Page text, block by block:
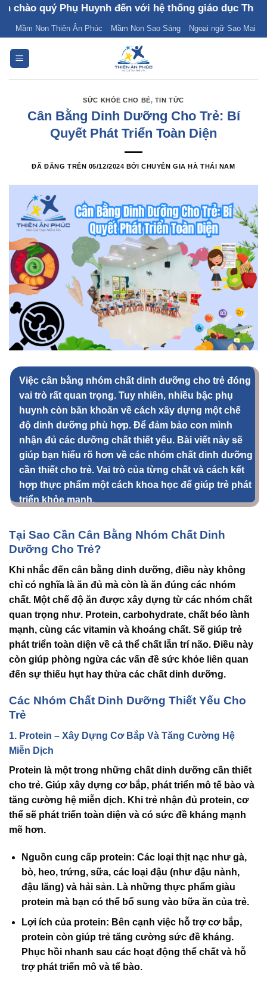
Chuyển
nội
dung
quý Phụ Huynh đến với hệ thống giáo dục Thiên Ân
Mầm Non Thiên Ân Phúc Mầm Non Sao Sáng Ngoại ngữ Sao Mai
SỨC KHỎE CHO BÉ, TIN TỨC
Cân Bằng Dinh Dưỡng Cho Trẻ: Bí
Quyết Phát Triển Toàn Diện
ĐÃ ĐĂNG TRÊN 05/12/2024 BỞICHUYÊN GIA HÀ THÁI NAM
Việc cân bằng nhóm chất dinh dưỡng cho trẻ đóng
vai trò rất quan trọng. Tuy nhiên, nhiều bậc phụ
huynh còn băn khoăn về cách xây dựng một chế
độ dinh dưỡng phù hợp. Để đảm bảo con mình
nhận đủ các dưỡng chất thiết yếu. Bài viết này sẽ
giúp bạn hiểu rõ hơn về các nhóm chất dinh dưỡng
cần thiết cho trẻ. Vai trò của từng chất và cách kết
hợp thực phẩm một cách khoa học để giúp trẻ phát
triển khỏe mạnh.
Tại Sao Cần Cân Bằng Nhóm Chất Dinh
Dưỡng Cho Trẻ?
Khi nhắc đến cân bằng dinh dưỡng, điều này không
chỉ có nghĩa là ăn đủ mà còn là ăn đúng các nhóm
chất. Một chế độ ăn được xây dựng từ các nhóm chất
quan trọng như. Protein, carbohydrate, chất béo lành
mạnh, cùng các vitamin và khoáng chất. Sẽ giúp trẻ
phát triển toàn diện về cả thể chất lẫn trí não. Điều này
còn giúp phòng ngừa các vấn đề sức khỏe liên quan
đến sự thiếu hụt hay thừa các chất dinh dưỡng.
Các Nhóm Chất Dinh Dưỡng Thiết Yếu Cho
Trẻ
1. Protein – Xây Dựng Cơ Bắp Và Tăng Cường Hệ
Miễn Dịch
Protein là một trong những chất dinh dưỡng cần thiết
cho trẻ. Giúp xây dựng cơ bắp, phát triển mô tế bào và
tăng cường hệ miễn dịch. Khi trẻ nhận đủ protein, cơ
thể sẽ phát triển toàn diện và có sức đề kháng mạnh
mẽ hơn.
Nguồn cung cấp protein: Các loại thịt nạc như gà,
bò, heo, trứng, sữa, các loại đậu (như đậu nành,
đậu lăng) và hải sản. Là những thực phẩm giàu
protein mà bạn có thể bổ sung vào bữa ăn của trẻ.
Lợi ích của protein: Bên cạnh việc hỗ trợ cơ bắp,
protein còn giúp trẻ tăng cường sức đề kháng.
Phục hồi nhanh sau các hoạt động thể chất và hỗ
trợ phát triển mô và tế bào.